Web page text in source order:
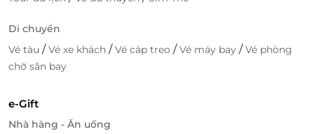
Di chuyển
Vé tàu /Vé xe khách /Vé cáp treo /Vé máy bay /Vé phòng
chờ sân bay
e-Gift
Nhà hàng - Ăn uống